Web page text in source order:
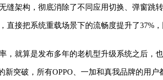
架构，彻底消除了不同应用切换、弹窗跳
接把系统重载场景下的流畅度提升了37%
就算是发布多年的老机型升级系统之后，
突破，所有OPPO、一加和真我品牌的用户